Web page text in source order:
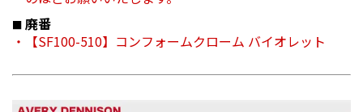
廃番
【SF100-510】コンフォームクローム バイオレット